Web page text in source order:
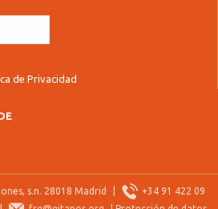
de Privacidad
s.n. 28018 Madrid
+34 91 422 09